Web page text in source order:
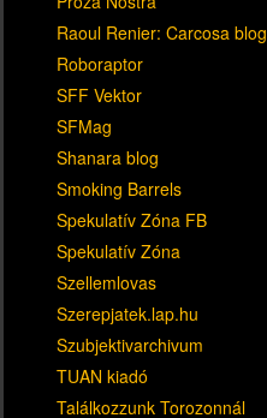
Raoul Renier: Carcosa blog
Roboraptor
SFF Vektor
SFMag
Shanara blog
Smoking Barrels
Spekulatív Zóna FB
Spekulatív Zóna
Szellemlovas
Szerepjatek.lap.hu
Szubjektivarchivum
TUAN kiadó
Találkozzunk Torozonnál